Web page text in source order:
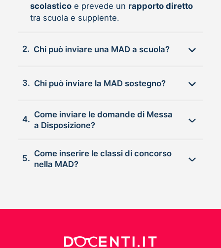
scolasticoe prevede un rapporto diretto
tra scuola e supplente.
2. Chi può inviare una MAD a scuola?
3. Chi può inviare la MAD sostegno?
4.
Come inviare le domande di Messa
a Disposizione?
5.
Come inserire le classi di concorso
nella MAD?